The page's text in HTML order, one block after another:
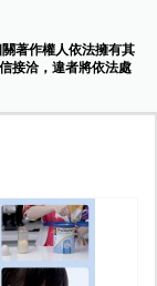
著作權人依法擁有其
接洽，違者將依法處